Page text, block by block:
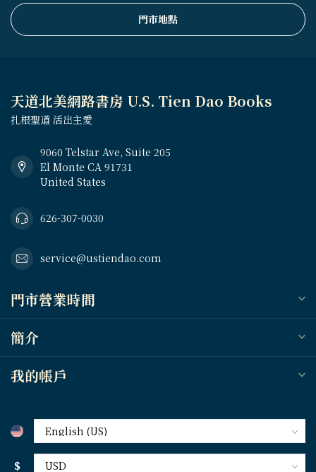
門市地點
天道北美網路書房 U.S. Tien Dao Books
扎根聖道 活出主愛
9060 Telstar Ave, Suite 205
El Monte CA 91731
United States
626-307-0030
service@ustiendao.com
門市營業時間
簡介
我的帳戶
$